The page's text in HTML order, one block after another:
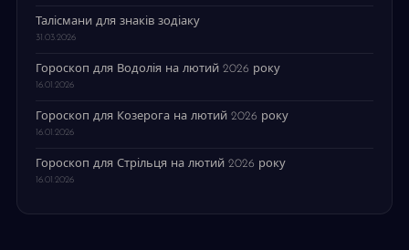
Талісмани для знаків зодіаку
31.03.2026
Гороскоп для Водолія на лютий 2026 року
16.01.2026
Гороскоп для Козерога на лютий 2026 року
16.01.2026
Гороскоп для Стрільця на лютий 2026 року
16.01.2026